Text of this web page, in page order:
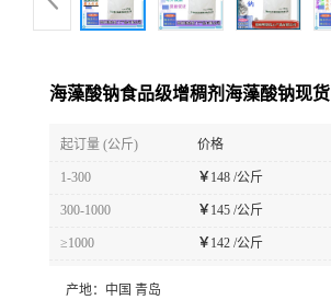
海藻酸钠食品级增稠剂海藻酸钠现货
起订量 (公斤) 价格
1-300 ￥ 148 /公斤
300-1000 ￥ 145 /公斤
≥1000 ￥ 142 /公斤
产地： 中国 青岛